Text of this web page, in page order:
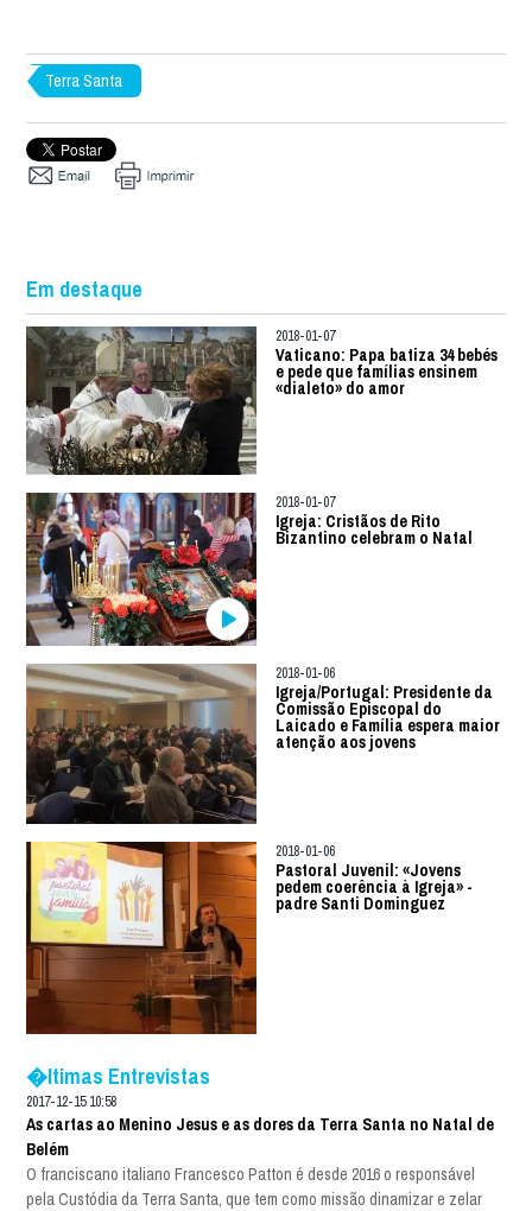
Terra Santa
Em destaque
2018-01-07
Vaticano: Papa batiza 34 bebés
e pede que famílias ensinem
«dialeto» do amor
2018-01-07
Igreja: Cristãos de Rito
Bizantino celebram o Natal
2018-01-06
Igreja/Portugal: Presidente da
Comissão Episcopal do
Laicado e Família espera maior
atenção aos jovens
2018-01-06
Pastoral Juvenil: «Jovens
pedem coerência à Igreja» -
padre Santi Dominguez
�ltimas Entrevistas
2017-12-15 10:58
As cartas ao Menino Jesus e as dores da Terra Santa no Natal de
Belém
O franciscano italiano Francesco Patton é desde 2016 o responsável
pela Custódia da Terra Santa, que tem como missão dinamizar e zelar